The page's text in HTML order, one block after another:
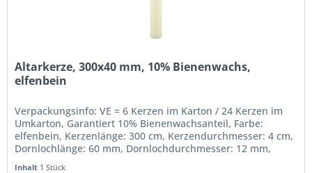
Altarkerze, 300x40 mm, 10% Bienenwachs,
elfenbein
Verpackungsinfo: VE = 6 Kerzen im Karton / 24 Kerzen im
Umkarton, Garantiert 10% Bienenwachsanteil, Farbe:
elfenbein, Kerzenlänge: 300 cm, Kerzendurchmesser: 4 cm,
Dornlochlänge: 60 mm, Dornlochdurchmesser: 12 mm,
Inhalt 1 Stück